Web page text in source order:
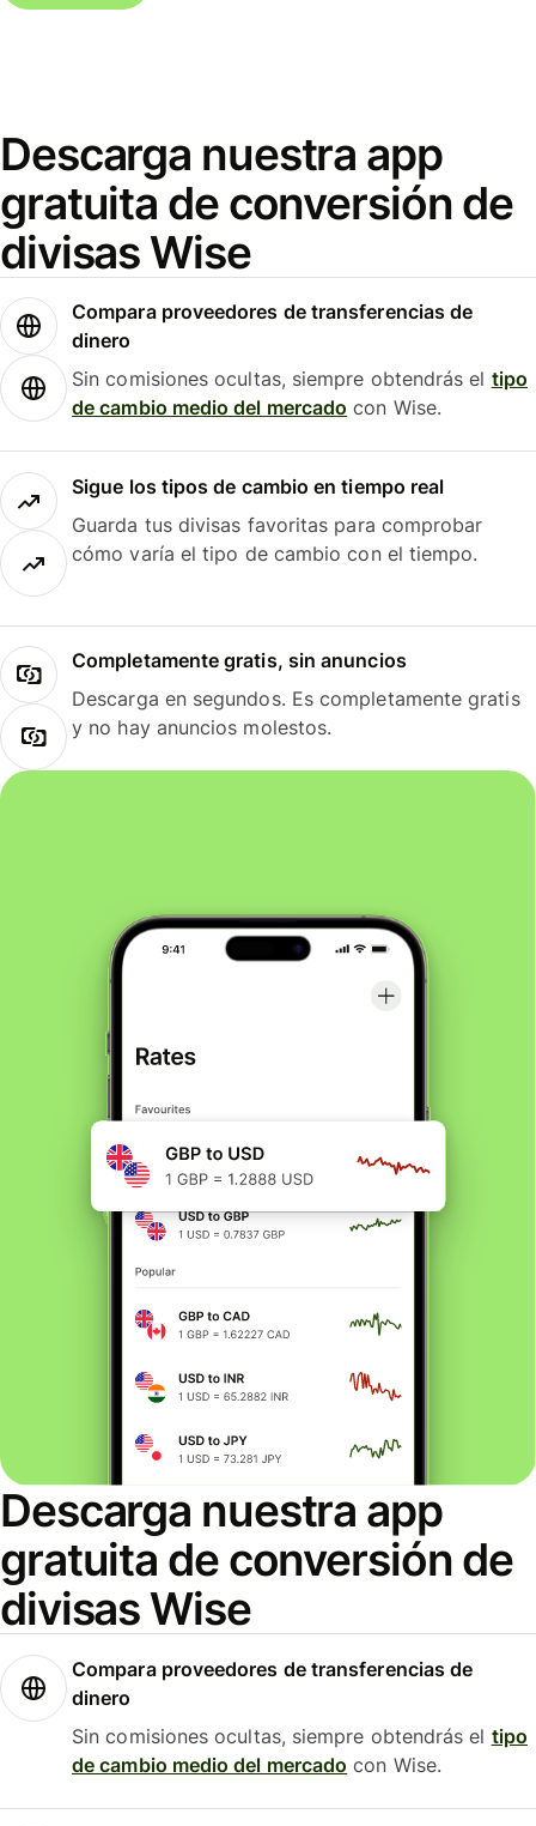
Descarga nuestra app
gratuita de conversión de
divisas Wise
Compara proveedores de transferencias de
dinero
Sin comisiones ocultas, siempre obtendrás el tipo
de cambio medio del mercado con Wise.
Sigue los tipos de cambio en tiempo real
Guarda tus divisas favoritas para comprobar
cómo varía el tipo de cambio con el tiempo.
Completamente gratis, sin anuncios
Descarga en segundos. Es completamente gratis
y no hay anuncios molestos.
Descarga nuestra app
gratuita de conversión de
divisas Wise
Compara proveedores de transferencias de
dinero
Sin comisiones ocultas, siempre obtendrás el tipo
de cambio medio del mercado con Wise.